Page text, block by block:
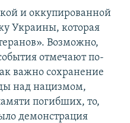
и оккупированной
Украины, которая
Возможно,
отмечают по-
важно сохранение
над нацизмом,
погибших, то,
демонстрация